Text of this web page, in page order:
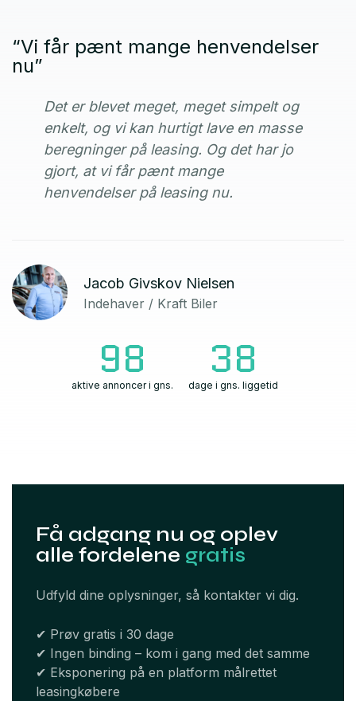
“Vi får pænt mange henvendelser
nu”
Det er blevet meget, meget simpelt og
enkelt, og vi kan hurtigt lave en masse
beregninger på leasing. Og det har jo
gjort, at vi får pænt mange
henvendelser på leasing nu.
Jacob Givskov Nielsen
Indehaver / Kraft Biler
98
aktive annoncer i gns. 38
dage i gns. liggetid
Få adgang nu og oplev
alle fordelene gratis
Udfyld dine oplysninger, så kontakter vi dig.
✔ Prøv gratis i 30 dage
✔ Ingen binding – kom i gang med det samme
✔ Eksponering på en platform målrettet
leasingkøbere